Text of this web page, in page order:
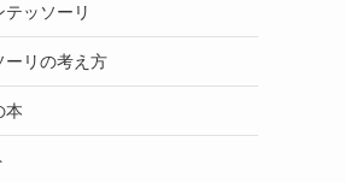
テッソーリ
ーリの考え方
本